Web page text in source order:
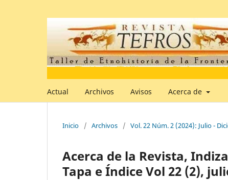
Actual Archivos Avisos Acerca de
Inicio / Archivos / Vol. 22 Núm. 2 (2024): Julio -
Acerca de la Revista,
Tapa e Índice Vol 22 (2),